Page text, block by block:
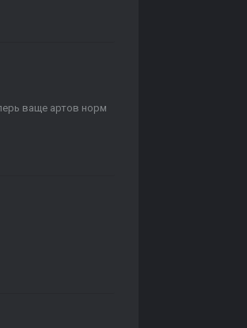
ваще артов норм